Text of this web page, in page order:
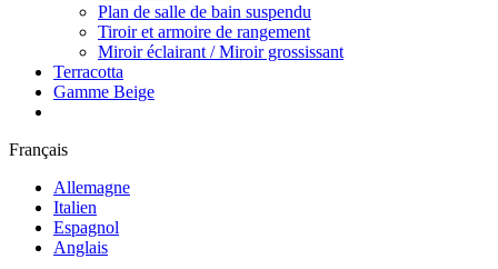
Plan de salle de bain suspendu
Tiroir et armoire de rangement
Miroir éclairant / Miroir grossissant
Terracotta
Gamme Beige
Français
Allemagne
Italien
Espagnol
Anglais